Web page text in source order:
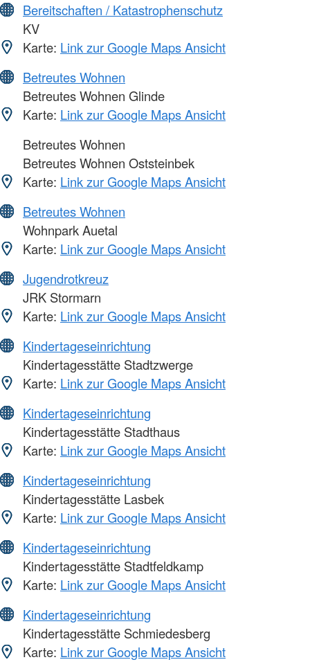
Bereitschaften / Katastrophenschutz
KV
Karte: Link zur Google Maps Ansicht
Betreutes Wohnen
Betreutes Wohnen Glinde
Karte: Link zur Google Maps Ansicht
Betreutes Wohnen
Betreutes Wohnen Oststeinbek
Karte: Link zur Google Maps Ansicht
Betreutes Wohnen
Wohnpark Auetal
Karte: Link zur Google Maps Ansicht
Jugendrotkreuz
JRK Stormarn
Karte: Link zur Google Maps Ansicht
Kindertageseinrichtung
Kindertagesstätte Stadtzwerge
Karte: Link zur Google Maps Ansicht
Kindertageseinrichtung
Kindertagesstätte Stadthaus
Karte: Link zur Google Maps Ansicht
Kindertageseinrichtung
Kindertagesstätte Lasbek
Karte: Link zur Google Maps Ansicht
Kindertageseinrichtung
Kindertagesstätte Stadtfeldkamp
Karte: Link zur Google Maps Ansicht
Kindertageseinrichtung
Kindertagesstätte Schmiedesberg
Karte: Link zur Google Maps Ansicht